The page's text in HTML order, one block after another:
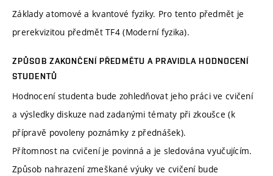
Základy atomové a kvantové fyziky. Pro tento předmět je
prerekvizitou předmět TF4 (Moderní fyzika).
ZPŮSOB ZAKONČENÍ PŘEDMĚTU A PRAVIDLA HODNOCENÍ
STUDENTŮ
Hodnocení studenta bude zohledňovat jeho práci ve cvičení
a výsledky diskuze nad zadanými tématy při zkoušce (k
přípravě povoleny poznámky z přednášek).
Přítomnost na cvičení je povinná a je sledována vyučujícím.
Způsob nahrazení zmeškané výuky ve cvičení bude